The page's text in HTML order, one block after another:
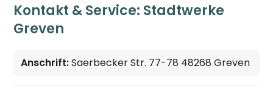
Kontakt & Service: Stadtwerke
Greven
Anschrift:Saerbecker Str. 77-78 48268 Greven